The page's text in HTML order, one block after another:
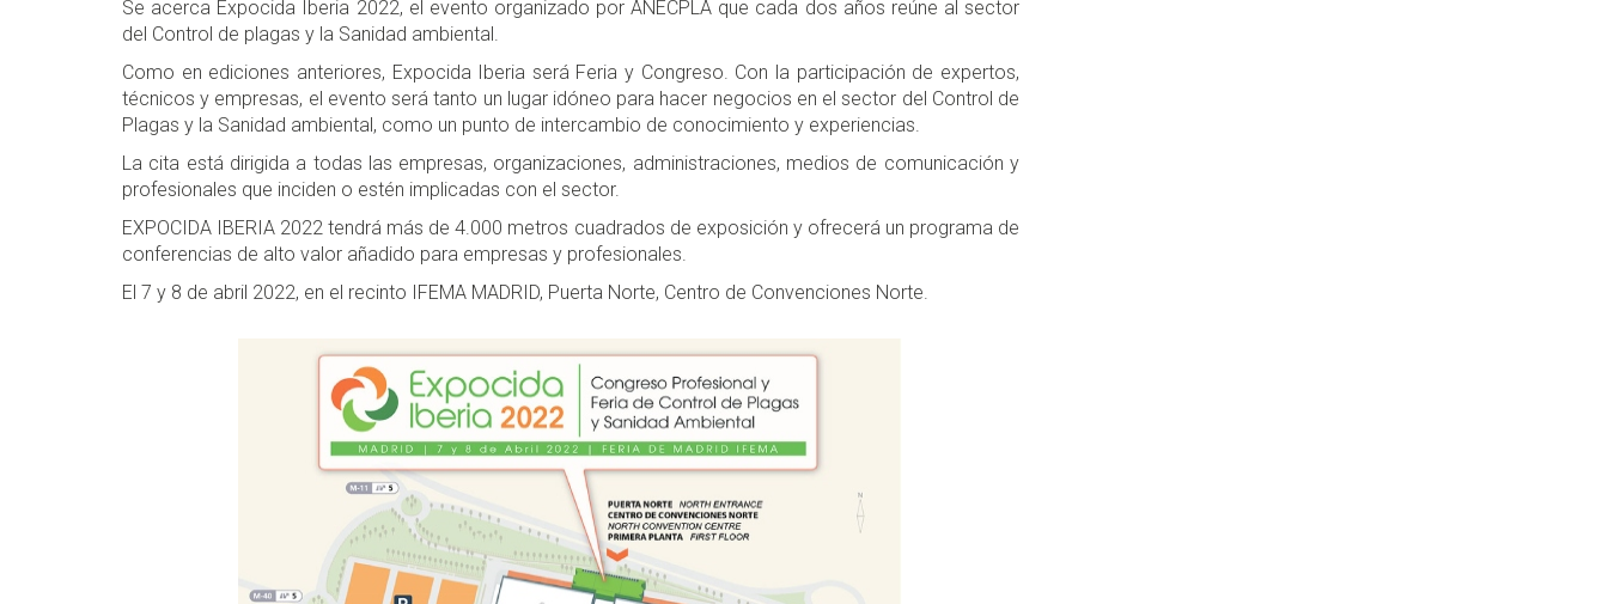
Se acerca Expocida Iberia 2022, el evento organizado por ANECPLA que cada dos años reúne al sector
del Control de plagas y la Sanidad ambiental.
Como en ediciones anteriores, Expocida Iberia será Feria y Congreso. Con la participación de expertos,
técnicos y empresas, el evento será tanto un lugar idóneo para hacer negocios en el sector del Control de
Plagas y la Sanidad ambiental, como un punto de intercambio de conocimiento y experiencias.
La cita está dirigida a todas las empresas, organizaciones, administraciones, medios de comunicación y
profesionales que inciden o estén implicadas con el sector.
EXPOCIDA IBERIA 2022 tendrá más de 4.000 metros cuadrados de exposición y ofrecerá un programa de
conferencias de alto valor añadido para empresas y profesionales.
El 7 y 8 de abril 2022, en el recinto IFEMA MADRID, Puerta Norte, Centro de Convenciones Norte.